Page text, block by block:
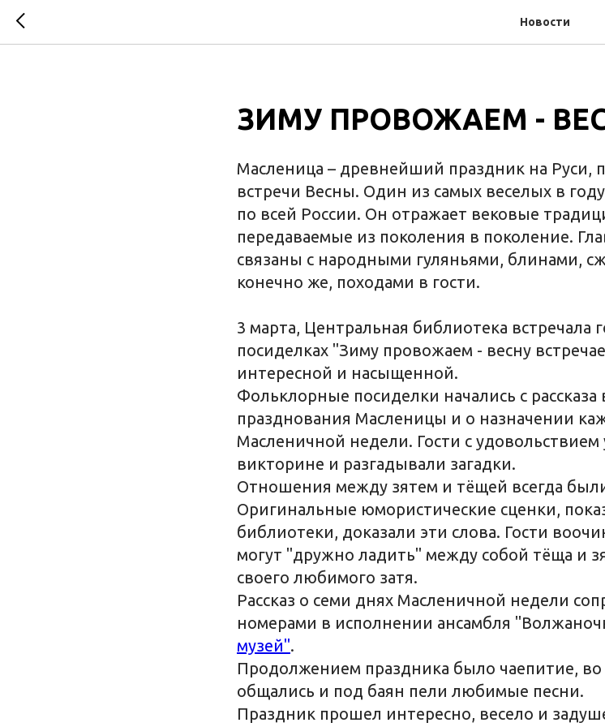
Новости
ЗИМУ ПРОВОЖАЕМ -
Масленица – древнейший праздник на Руси,
встречи Весны. Один из самых веселых в
по всей России. Он отражает вековые
передаваемые из поколения в поколение.
связаны с народными гуляньями, блинами,
конечно же, походами в гости.
3 марта, Центральная библиотека встречала
посиделках "Зиму провожаем - весну
интересной и насыщенной.
Фольклорные посиделки начались с
празднования Масленицы и о назначении
Масленичной недели. Гости с
викторине и разгадывали загадки.
Отношения между зятем и тёщей всегда
Оригинальные юмористические сценки,
библиотеки, доказали эти слова. Гости
могут "дружно ладить" между собой тёща и
своего любимого затя.
Рассказ о семи днях Масленичной недели
номерами в исполнении ансамбля
музей".
Продолжением праздника было чаепитие, во
общались и под баян пели любимые песни.
Праздник прошел интересно, весело и